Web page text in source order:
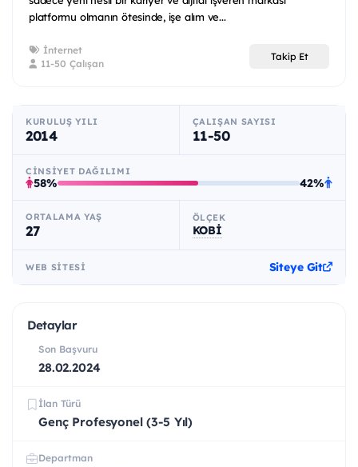
platformu olmanın ötesinde, işe alım ve...
İnternet
11-50 Çalışan
Takip Et
KURULUŞ YILI
2014
ÇALIŞAN SAYISI
11-50
CINSIYET DAĞILIMI
58% 42%
ORTALAMA YAŞ
27
ÖLÇEK
KOBİ
WEB SITESI Siteye Git
Detaylar
Son Başvuru
28.02.2024
İlan Türü
Genç Profesyonel (3-5 Yıl)
Departman